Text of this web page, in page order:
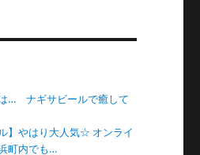
… ナギサビールで癒して
】やはり大人気☆ オンライ
町内でも…